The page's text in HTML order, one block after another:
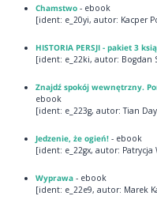
Chamstwo - ebook
[ident: e_20yi, autor: Kacper
HISTORIA PERSJI - pakiet 3
[ident: e_22ki, autor: Bogdan
Znajdź spokój wewnętrzny.
ebook
[ident: e_223g, autor: Tian
Jedzenie, że ogień!- ebook
[ident: e_22gx, autor:
Wyprawa - ebook
[ident: e_22e9, autor: Marek